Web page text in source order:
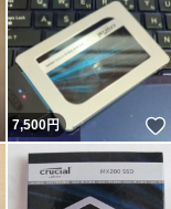
いいね！
7,500円